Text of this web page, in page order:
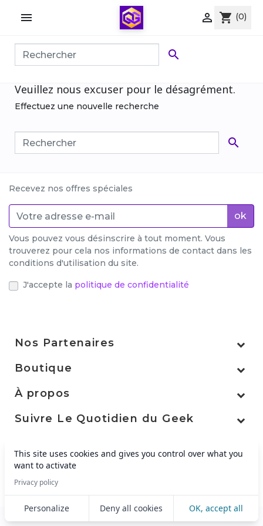
  shopping_cart (0)

Veuillez nous excuser pour le désagrément.
Effectuez une nouvelle recherche

Recevez nos offres spéciales
ok
Vous pouvez vous désinscrire à tout moment. Vous
trouverez pour cela nos informations de contact dans les
conditions d'utilisation du site.
J'accepte la politique de confidentialité
Nos Partenaires
Boutique
À propos
Suivre Le Quotidien du Geek
© 2026 - Créé par
0661598311
This site uses cookies and gives you control over what you
want to activate
OK, accept all
Deny all cookies
Personalize
Privacy policy